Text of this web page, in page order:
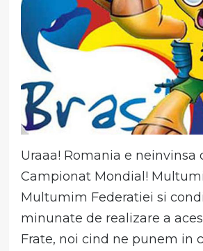
Uraaa! Romania e neinvinsa
Campionat Mondial!
Multumim Federatiei si
minunate de realizare a
Frate, noi cind ne punem in